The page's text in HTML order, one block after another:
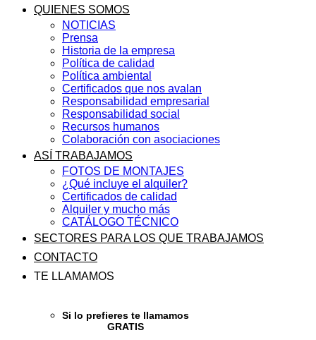
QUIENES SOMOS
NOTICIAS
Prensa
Historia de la empresa
Política de calidad
Política ambiental
Certificados que nos avalan
Responsabilidad empresarial
Responsabilidad social
Recursos humanos
Colaboración con asociaciones
ASÍ TRABAJAMOS
FOTOS DE MONTAJES
¿Qué incluye el alquiler?
Certificados de calidad
Alquiler y mucho más
CATÁLOGO TÉCNICO
SECTORES PARA LOS QUE TRABAJAMOS
CONTACTO
TE LLAMAMOS
Si lo prefieres te llamamos
GRATIS